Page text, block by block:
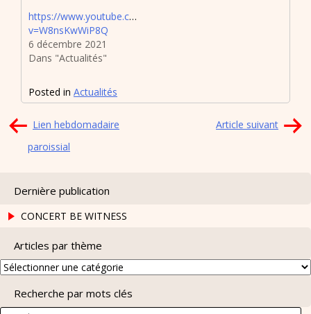
https://www.youtube.com/watch?
v=W8nsKwWiP8Q
6 décembre 2021
Dans "Actualités"
Posted in Actualités
Navigation
de
Lien hebdomadaire
paroissial
Article suivant
Dernière publication
CONCERT BE WITNESS
Articles par thème
Articles
thèmeRecherche par mots clés